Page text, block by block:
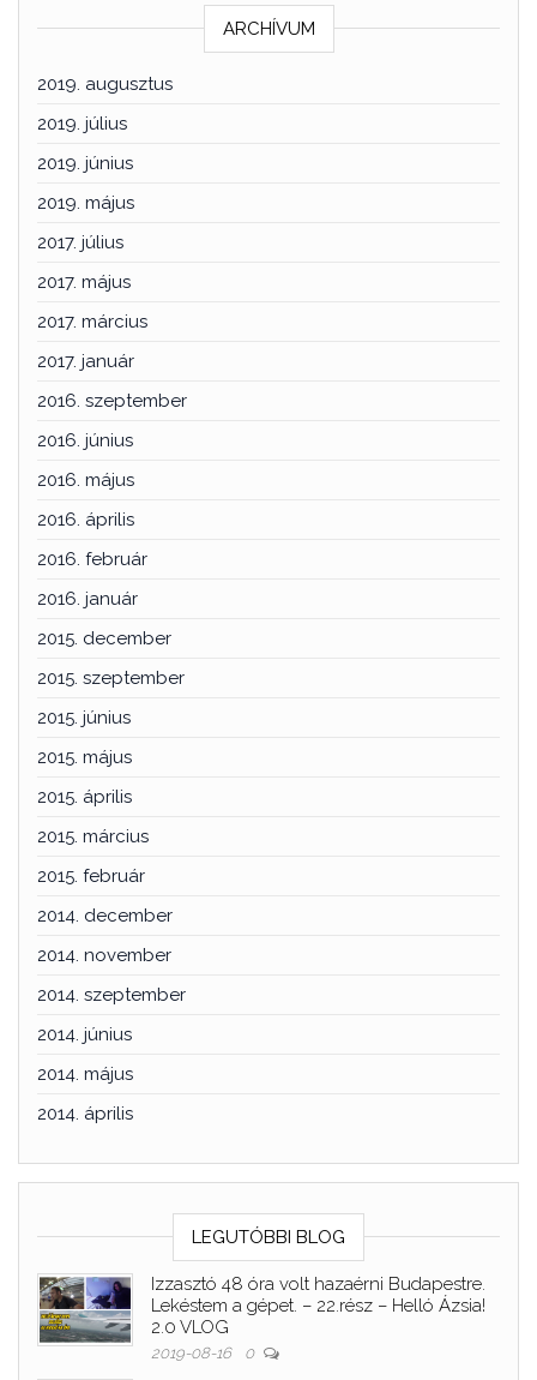
ARCHÍVUM
2019. augusztus
2019. július
2019. június
2019. május
2017. július
2017. május
2017. március
2017. január
2016. szeptember
2016. június
2016. május
2016. április
2016. február
2016. január
2015. december
2015. szeptember
2015. június
2015. május
2015. április
2015. március
2015. február
2014. december
2014. november
2014. szeptember
2014. június
2014. május
2014. április
LEGUTÓBBI BLOG
Izzasztó 48 óra volt hazaérni Budapestre.
Lekéstem a gépet. – 22.rész – Helló Ázsia!
2.0 VLOG
2019-08-16 0